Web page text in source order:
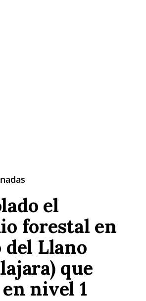
el
forestal en
Llano
que
nivel 1